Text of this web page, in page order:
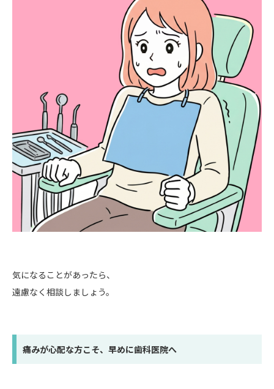
気になることがあったら、
遠慮なく相談しましょう。
痛みが心配な方こそ、早めに歯科医院へ